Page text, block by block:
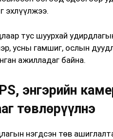
эхлүүлжээ.
тус шуурхай
усны гамшиг, ослын
ажилладаг байна.
энгэрийн
төвлөрүүлнэ
нэгдсэн төв